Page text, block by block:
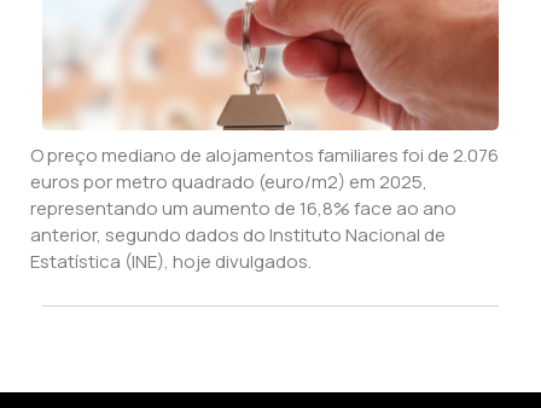
O preço mediano de alojamentos familiares foi de 2.076
euros por metro quadrado (euro/m2) em 2025,
representando um aumento de 16,8% face ao ano
anterior, segundo dados do Instituto Nacional de
Estatística (INE), hoje divulgados.